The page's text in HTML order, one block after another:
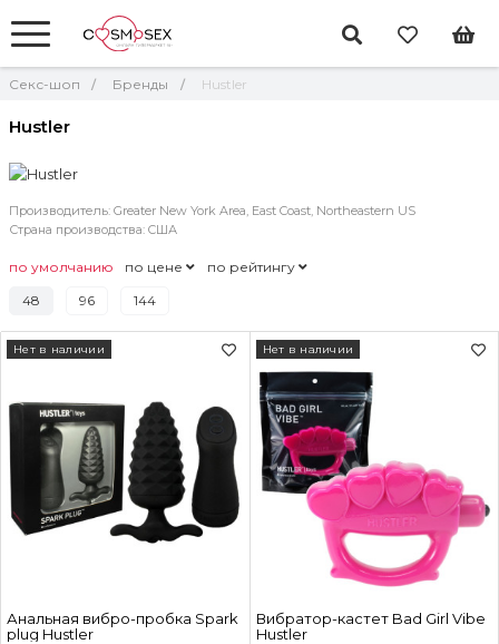
Секс-шоп Бренды Hustler
Hustler
Производитель: Greater New York Area, East Coast, Northeastern US
Страна производства: CША
по умолчанию по цене
по рейтингу
48
96 144
Анальная вибро-пробка Spark
plug Hustler
Нет в наличии
Вибратор-кастет Bad Girl Vibe
Hustler
Нет в наличии